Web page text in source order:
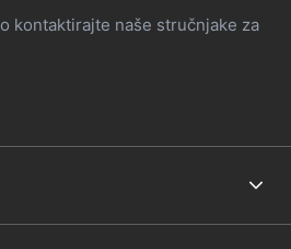
kontaktirajte naše stručnjake za